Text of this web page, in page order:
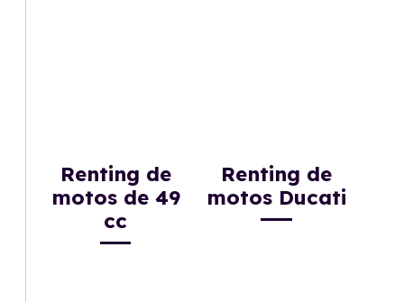
Renting de
motos de 49
cc
Renting de
motos Ducati